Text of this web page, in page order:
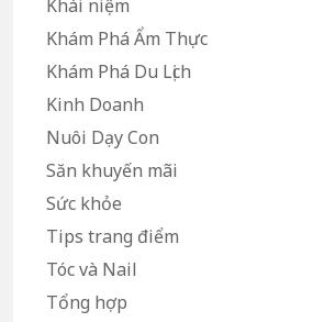
Khái niệm
Khám Phá Ẩm Thực
Khám Phá Du Lịch
Kinh Doanh
Nuôi Dạy Con
Săn khuyến mãi
Sức khỏe
Tips trang điểm
Tóc và Nail
Tổng hợp